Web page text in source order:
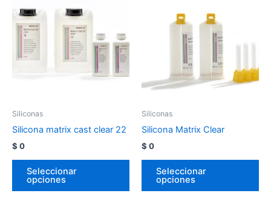
Siliconas
Silicona matrix cast clear 22
$ 0
Seleccionar
opciones
Siliconas
Silicona Matrix Clear
$ 0
Seleccionar
opciones